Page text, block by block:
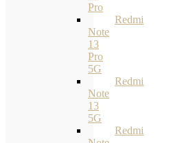
Pro
Redmi
Note
13
Pro
5G
Redmi
Note
13
5G
Redmi